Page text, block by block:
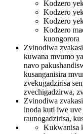
Kodzero
Kodzero
Kodzero
Kodzero
kuongorora
Zvinodiwa
kuwana mvumo
navo
kusanganisira
zvekugadzirisa
zvechigadzirwa,
Zvinodiwa
inoda kuti iwe uve
raunogadzirisa,
Kukwanisa